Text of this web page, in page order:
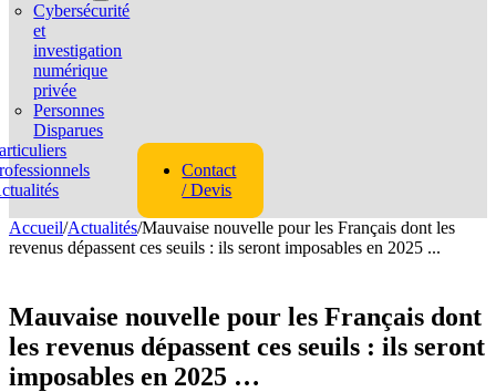
Cybersécurité
et
investigation
numérique
privée
Personnes
Disparues
Contact
/ Devis
Accueil/Actualités/Mauvaise nouvelle pour les Français dont les
revenus dépassent ces seuils : ils seront imposables en 2025 ...
Mauvaise nouvelle pour les Français dont
les revenus dépassent ces seuils : ils seront
imposables en 2025 …